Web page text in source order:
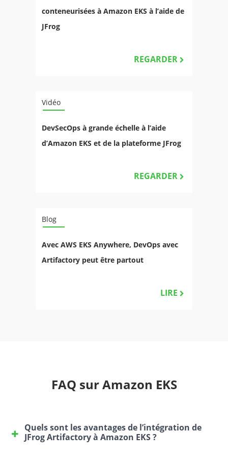
conteneurisées à Amazon EKS à l’aide de
JFrog
REGARDER
Vidéo
DevSecOps à grande échelle à l’aide
d’Amazon EKS et de la plateforme JFrog
REGARDER
Blog
Avec AWS EKS Anywhere, DevOps avec
Artifactory peut être partout
LIRE
FAQ sur Amazon EKS
Quels sont les avantages de l’intégration de
JFrog Artifactory à Amazon EKS ?